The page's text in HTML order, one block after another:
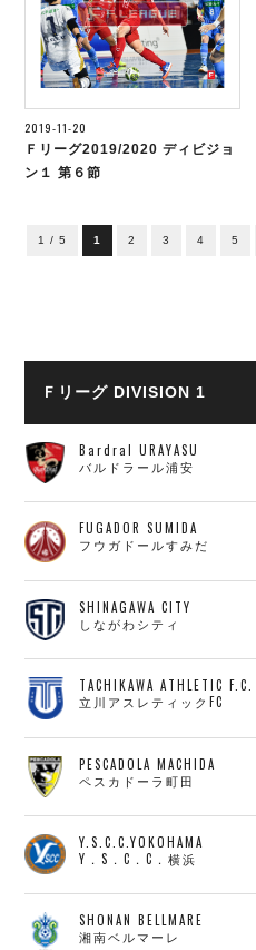
2019-11-20
Ｆリーグ2019/2020 ディビジョ
ン１ 第６節
1 / 5 1 2 3 4 5
Ｆリーグ DIVISION 1
Bardral URAYASU
バルドラール浦安
FUGADOR SUMIDA
フウガドールすみだ
SHINAGAWA CITY
しながわシティ
TACHIKAWA ATHLETIC F.C.
立川アスレティックFC
PESCADOLA MACHIDA
ペスカドーラ町田
Y.S.C.C.YOKOHAMA
Y．S．C．C．横浜
SHONAN BELLMARE
湘南ベルマーレ